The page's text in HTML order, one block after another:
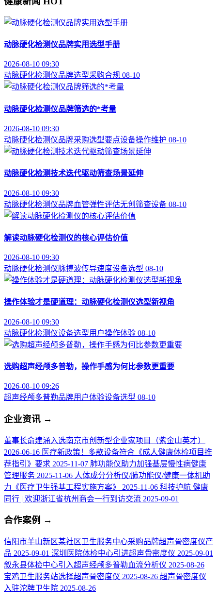
动脉硬化检测仪品牌实用选型手册
2026-08-10 09:30
动脉硬化检测仪品牌选型采购合规 08-10
动脉硬化检测仪品牌筛选的*考量
2026-08-10 09:30
动脉硬化检测仪品牌采购选型要点设备操作维护 08-10
动脉硬化检测技术迭代驱动筛查场景延伸
2026-08-10 09:30
动脉硬化检测仪品牌血管弹性评估无创筛查设备 08-10
解读动脉硬化检测仪的核心评估价值
2026-08-10 09:30
动脉硬化检测仪脉搏波传导速度设备选型 08-10
操作体验才是硬道理：动脉硬化检测仪选型新视角
2026-08-10 09:30
动脉硬化检测仪设备选型用户操作体验 08-10
选购超声经颅多普勒，操作手感为何比参数更重要
2026-08-10 09:26
超声经颅多普勒品牌用户体验设备选型 08-10
企业资讯 →
董事长俞建涌入选南京市创新型企业家项目（紫金山英才）
2026-06-16 医疗新政策！多款设备符合《成人健康体检项目推
荐指引》要求 2025-11-07 肺功能仪助力加强基层慢性病健康
管理服务 2025-11-06 人体成分分析仪/肺功能仪/健康一体机助
力《医疗卫生强基工程实施方案》
2025-11-06 科技护航 健康
同行 | 欢迎浙江省杭州商会一行到访交流 2025-09-01
合作案例 →
信阳市羊山新区某社区卫生服务中心采购品牌超声骨密度仪产
品 2025-09-01 深圳医院体检中心引进超声骨密度仪 2025-09-01
叙永县体检中心引入超声经颅多普勒血流分析仪 2025-08-26
宝鸡卫生服务站选择超声骨密度仪 2025-08-26 超声骨密度仪
入驻沱牌卫生院 2025-08-26